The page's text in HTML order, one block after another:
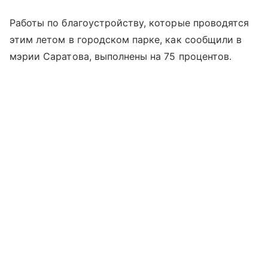
Работы по благоустройству, которые проводятся
этим летом в городском парке, как сообщили в
мэрии Саратова, выполнены на 75 процентов.